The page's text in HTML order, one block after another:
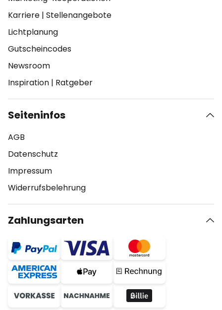
Karriere | Stellenangebote
Lichtplanung
Gutscheincodes
Newsroom
Inspiration | Ratgeber
Seiteninfos
AGB
Datenschutz
Impressum
Widerrufsbelehrung
Zahlungsarten